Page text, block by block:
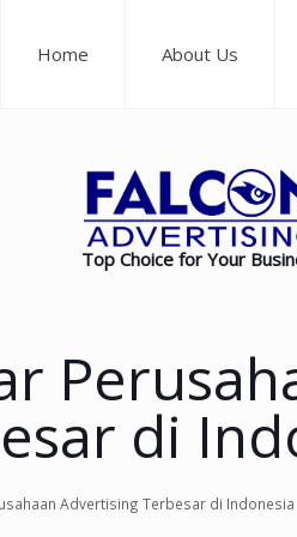
Home About Us
Top Choice for Your
di
Advertising Terbesar di Indonesia